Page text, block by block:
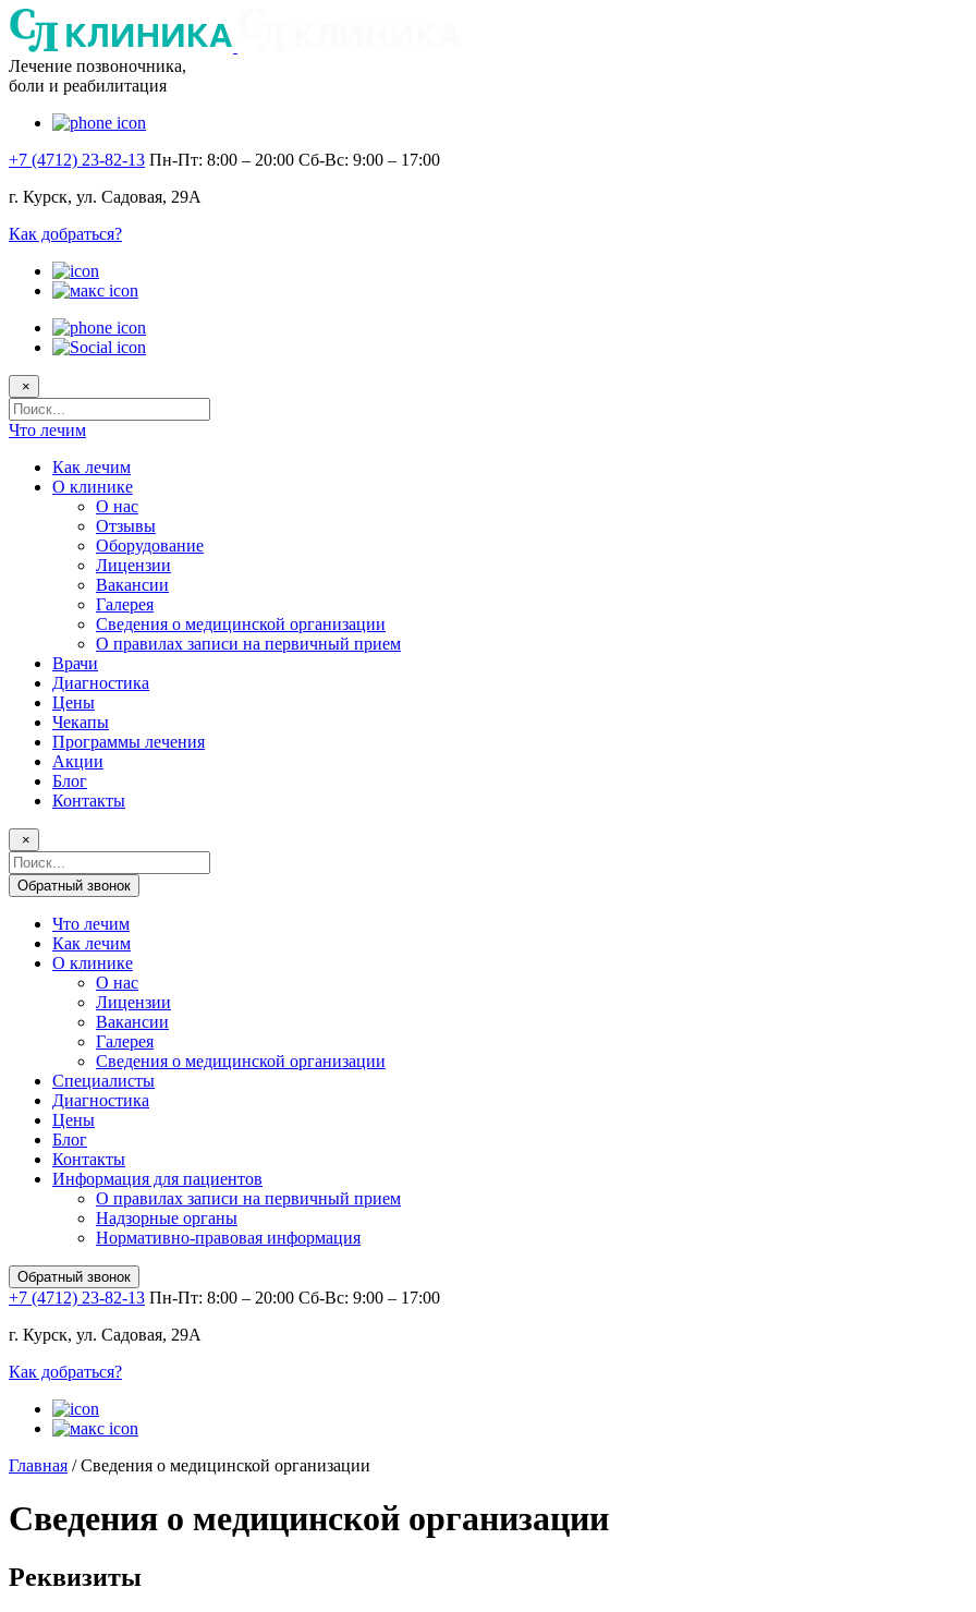
Лечение позвоночника,
боли и реабилитация
+7 (4712) 23-82-13 Пн-Пт: 8:00 – 20:00 Сб-Вс: 9:00 – 17:00
г. Курск, ул. Садовая, 29А
Как добраться?
×
Поисковый
запрос
Что лечим
Как лечим
О клинике
О нас
Отзывы
Оборудование
Лицензии
Вакансии
Галерея
Сведения о медицинской организации
О правилах записи на первичный прием
Врачи
Диагностика
Цены
Чекапы
Программы лечения
Акции
Блог
Контакты
×
Поисковый
запрос
Обратный звонок
Что лечим
Как лечим
О клинике
О нас
Лицензии
Вакансии
Галерея
Сведения о медицинской организации
Специалисты
Диагностика
Цены
Блог
Контакты
Информация для пациентов
О правилах записи на первичный прием
Надзорные органы
Нормативно-правовая информация
Обратный звонок
+7 (4712) 23-82-13 Пн-Пт: 8:00 – 20:00 Сб-Вс: 9:00 – 17:00
г. Курск, ул. Садовая, 29А
Как добраться?
Главная /Сведения о медицинской организации
Сведения о медицинской организации
Реквизиты